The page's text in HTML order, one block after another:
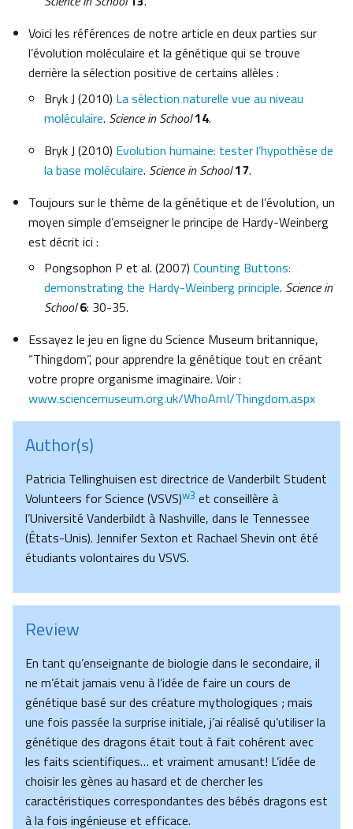
Voici les références de notre article en deux parties sur
l’évolution moléculaire et la génétique qui se trouve
derrière la sélection positive de certains allèles :
Bryk J (2010) La sélection naturelle vue au niveau
moléculaire. Science in School14.
Bryk J (2010) Evolution humaine: tester l’hypothèse de
la base moléculaire. Science in School17.
Toujours sur le thème de la génétique et de l’évolution, un
moyen simple d’emseigner le principe de Hardy-Weinberg
est décrit ici :
Pongsophon P et al. (2007) Counting Buttons:
demonstrating the Hardy-Weinberg principle. Science in
School 6: 30-35.
Essayez le jeu en ligne du Science Museum britannique,
“Thingdom”, pour apprendre la génétique tout en créant
votre propre organisme imaginaire. Voir :
www.sciencemuseum.org.uk/WhoAmI/Thingdom.aspx
Author(s)
Patricia Tellinghuisen est directrice de Vanderbilt Student
Volunteers for Science (VSVS)w3 et conseillère à
l’Université Vanderbildt à Nashville, dans le Tennessee
(États-Unis). Jennifer Sexton et Rachael Shevin ont été
étudiants volontaires du VSVS.
Review
En tant qu’enseignante de biologie dans le secondaire, il
ne m’était jamais venu à l’idée de faire un cours de
génétique basé sur des créature mythologiques ; mais
une fois passée la surprise initiale, j’ai réalisé qu’utiliser la
génétique des dragons était tout à fait cohérent avec
les faits scientifiques… et vraiment amusant! L’idée de
choisir les gènes au hasard et de chercher les
caractéristiques correspondantes des bébés dragons est
à la fois ingénieuse et efficace.